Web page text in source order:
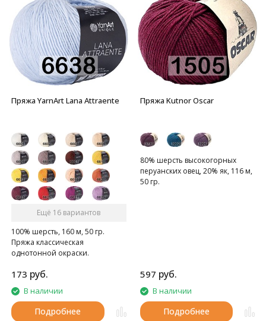
Пряжа YarnArt Lana Attraente
Ещё 16 вариантов
100% шерсть, 160 м, 50 гр.
Пряжа классическая
однотонной окраски.
173 руб.
В наличии
Подробнее
Пряжа Kutnor Oscar
80% шерсть высокогорных
перуанских овец, 20% як, 116 м,
50 гр.
597 руб.
В наличии
Подробнее